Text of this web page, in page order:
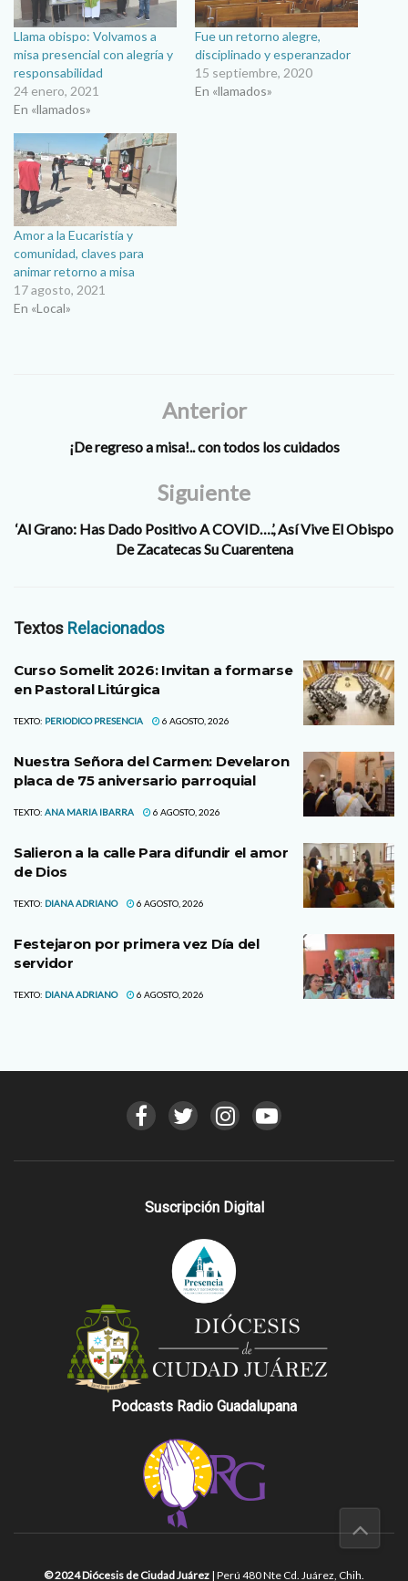
Llama obispo: Volvamos a
misa presencial con alegría y
responsabilidad
24 enero, 2021
En «llamados»
Fue un retorno alegre,
disciplinado y esperanzador
15 septiembre, 2020
En «llamados»
Amor a la Eucaristía y
comunidad, claves para
animar retorno a misa
17 agosto, 2021
En «Local»
Anterior
¡De regreso a misa!.. con todos los cuidados
Siguiente
‘Al Grano: Has Dado Positivo A COVID….’, Así Vive El Obispo
De Zacatecas Su Cuarentena
Textos Relacionados
Curso Somelit 2026: Invitan a formarse
en Pastoral Litúrgica
TEXTO: PERIODICO PRESENCIA 6 AGOSTO, 2026
Nuestra Señora del Carmen: Develaron
placa de 75 aniversario parroquial
TEXTO: ANA MARIA IBARRA 6 AGOSTO, 2026
Salieron a la calle Para difundir el amor
de Dios
TEXTO: DIANA ADRIANO 6 AGOSTO, 2026
Festejaron por primera vez Día del
servidor
TEXTO: DIANA ADRIANO 6 AGOSTO, 2026
Suscripción Digital
Podcasts Radio Guadalupana
© 2024 Diócesis de Ciudad Juárez | Perú 480 Nte Cd. Juárez, Chih.